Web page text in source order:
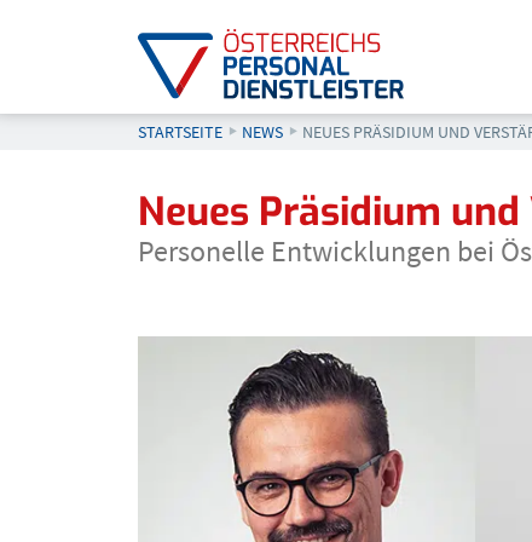
STARTSEITE NEWS AKTUELL: NEUES PRÄSIDIUM
NEUES PRÄSIDIUM UND
Neues Präsidium
Personelle Entwicklungen bei